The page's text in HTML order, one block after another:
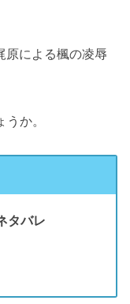
原による楓の凌辱
か。
タバレ